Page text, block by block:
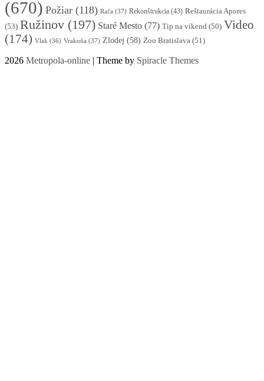
(670) Požiar (118) Rača (37) Rekonštrukcia (43) Reštaurácia Apores
(53) Ružinov (197) Staré Mesto (77) Tip na víkend (50) Video
(174) Vlak (36) Vrakuňa (37) Zlodej (58) Zoo Bratislava (51)
2026 Metropola-online | Theme by Spiracle Themes